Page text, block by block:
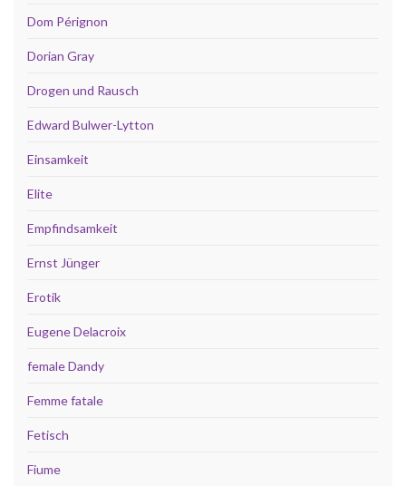
Dom Pérignon
Dorian Gray
Drogen und Rausch
Edward Bulwer-Lytton
Einsamkeit
Elite
Empfindsamkeit
Ernst Jünger
Erotik
Eugene Delacroix
female Dandy
Femme fatale
Fetisch
Fiume